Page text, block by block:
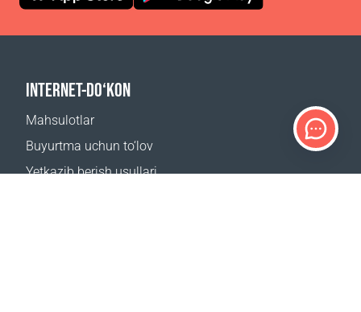
INTERNET-DO‘KON
Mahsulotlar
Buyurtma uchun to‘lov
Yetkazib berish usullari